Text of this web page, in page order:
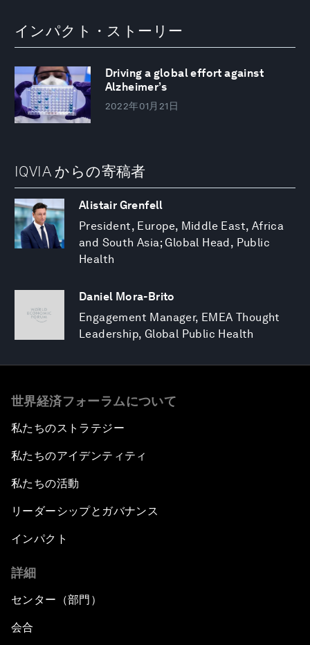
インパクト・ストーリー
Driving a global effort against
Alzheimer’s
2022年01月21日
IQVIA からの寄稿者
Alistair Grenfell
President, Europe, Middle East, Africa
and South Asia; Global Head, Public
Health
Daniel Mora-Brito
Engagement Manager, EMEA Thought
Leadership, Global Public Health
世界経済フォーラムについて
私たちのストラテジー
私たちのアイデンティティ
私たちの活動
リーダーシップとガバナンス
インパクト
詳細
センター（部門）
会合